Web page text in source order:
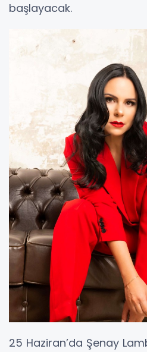
başlayacak.
25 Haziran’da Şenay